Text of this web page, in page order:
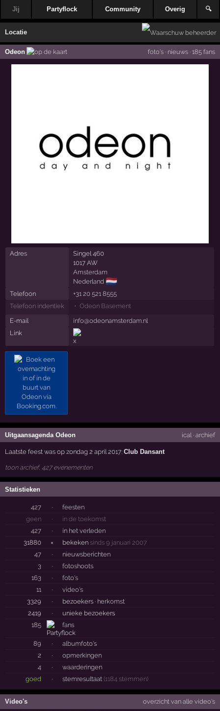
Jij Partyflock Community Overig 🔍
Locatie
Odeon foto's· nieuws· 185 fans
Adres
Singel 460
1017 AW
Amsterdam
Nederland 🇳🇱
Telefoon
+31 20 521 8555
Telefoon indentiek
Odeon Basement
E-mail
info@odeonamsterdam.nl
Link
Uitgaansagenda Odeon ical · archief
Laatste feest was op zondag 2 april 2017:Club Dansant
toon archief, 427 evenementen
Statistieken
427 ·
feesten
geen
·
in de toekomst
427
·
in het verleden
31880
× bekeken sinds 9 januari 2007
47
·
nieuwsberichten
3
·
fotoshoots
163
·
foto's
11
·
video's
3329
· bezoekers · herkomst
2419
·
unieke bezoekers
185
fans
89 ·
albumfoto's
2
·
opmerkingen
4
·
waarderingen
goed
· stemresultaat (1184 stemmen)
Video's overzicht van alle video's